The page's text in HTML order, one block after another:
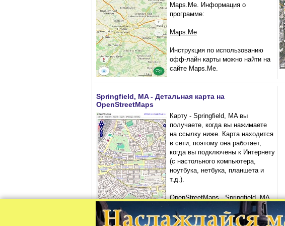
Maps.Me. Информация о
программе:
Maps.Me
Инструкция по использованию
офф-лайн карты можно найти на
сайте Maps.Me.
Springfield, MA - Детальная карта на
OpenStreetMaps
Карту - Springfield, MA вы
получаете, когда вы нажимаете
на ссылку ниже. Карта находится
в сети, поэтому она работает,
когда вы подключены к Интернету
(с настольного компьютера,
ноутбука, нетбука, планшета и
т.д.).
OpenStreetMaps - Springfield, MA